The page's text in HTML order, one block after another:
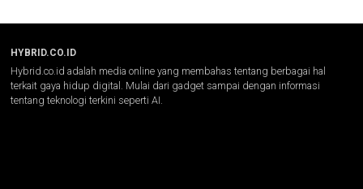
HYBRID.CO.ID
Hybrid.co.id adalah media online yang membahas tentang berbagai hal
terkait gaya hidup digital. Mulai dari gadget sampai dengan informasi
tentang teknologi terkini seperti AI.